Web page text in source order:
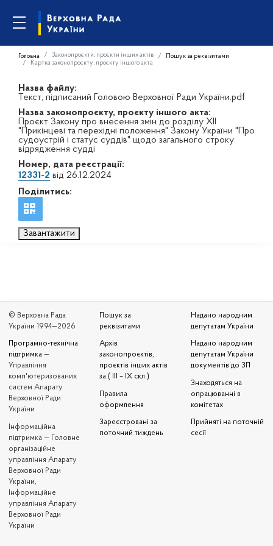
Головна Законопроєкти, проєкти інших актів
Пошук за реквізитами
Картка законопроєкту, проєкту іншого акта
Назва файлу:
Текст, підписаний Головою Верховної Ради України.pdf
Назва законопроєкту, проєкту іншого акта:
Проєкт Закону про внесення змін до розділу XII
"Прикінцеві та перехідні положення" Закону України "Про
судоустрій і статус суддів" щодо загального строку
відрядження судді
Номер, дата реєстрації:
12331-2 від 26.12.2024
Поділитись:
Завантажити
© Верховна Рада
України 1994—2026
Програмно-технічна
підтримка —
Управління
комп'ютеризованих
систем Апарату
Верховної Ради
України
Iнформаційна
підтримка — Головне
організаційне
управління Апарату
Верховної Ради
України,
Інформаційне
управління Апарату
Верховної Ради
України
Пошук за
реквізитами
Архів
законопроєктів,
проєктів інших актів
за ( III – IX скл.)
Правила
оформлення
Зареєстровані за
поточний тиждень
Надано народним
депутатам України
Надано народним
депутатам України
документів до ЗП
Знаходяться на
опрацюванні в
комітетах
Прийняті на поточній
сесії